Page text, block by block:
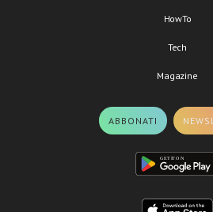
HowTo
Tech
Magazine
ABBONATI